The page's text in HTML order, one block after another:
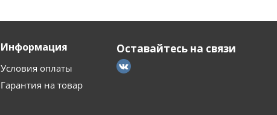
Информация
Условия оплаты
Гарантия на товар
Оставайтесь на связи